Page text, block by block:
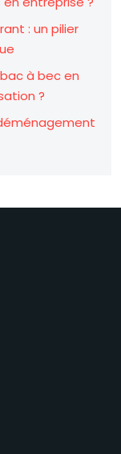
: un pilier
à bec en
?